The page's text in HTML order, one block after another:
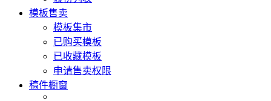
模板售卖
模板集市
已购买模板
已收藏模板
申请售卖权限
稿件橱窗